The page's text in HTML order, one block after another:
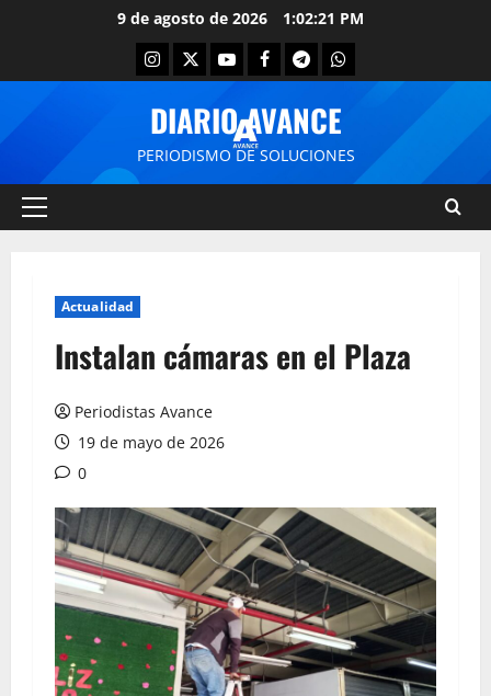
9 de agosto de 2026 1:02:21 PM
DIARIO AVANCE
PERIODISMO DE SOLUCIONES
Actualidad
Instalan cámaras en el Plaza
Periodistas Avance
19 de mayo de 2026
0